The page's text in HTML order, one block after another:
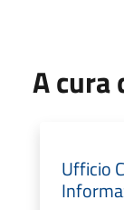
A cura
Ufficio